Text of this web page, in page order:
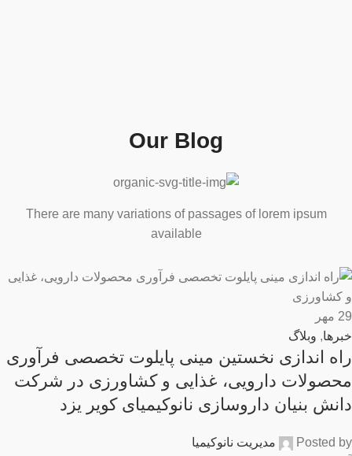
Our Blog
There are many variations of passages of lorem ipsum
available
29 مهر
خبرها, وبلاگ
راه اندازی نخستین مینی پایلوت تخصصی فرآوری
محصولات دارویی، غذایی و کشاورزی در شرکت
دانش بنیان داروسازی نانوکیمیای کویر یزد
Posted by
مدیریت نانوکیمیا